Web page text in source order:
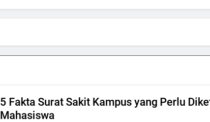
5 Fakta Surat Sakit Kampus yang Perlu
Mahasiswa